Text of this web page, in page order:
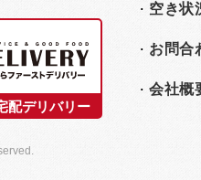
配デリバリー
空き状
お問合
会社概